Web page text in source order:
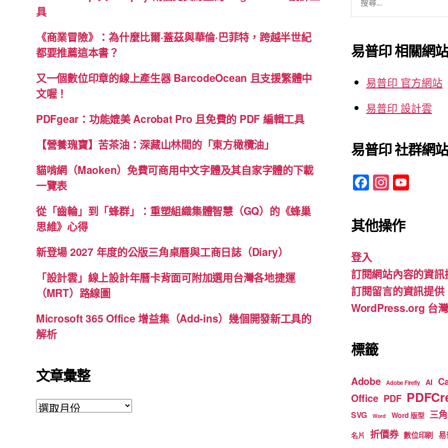
具
《商業冒險》：為什麼比爾·蓋茲與華倫·巴菲特，跨越半世紀
都要推薦這本書？
又一個數位印章的線上產生器 BarcodeOcean 且支援繁體中
文喔！
PDFgear：功能媲美 Acrobat Pro 且免費的 PDF 編輯工具
【營養瑰寶】苦茶油：深藏山林間的「東方橄欖油」
貓啃網（Maoken）免費可商用中文字體及其自家字體的下載
一覽表
從「齒輪」到「蜂群」：重塑組織集體智慧（GQ）的《蜂巢
思維》心得
新登場 2027 年度的公版三角桌曆與工商日誌（Diary）
「設計雲」線上設計年曆卡背面可附加選用台灣各地捷運
（MRT）路線圖
Microsoft 365 Office 增益集（Add-ins）幾個開發新工具的
解析
文章彙整
文
字:
易普印 相關網站
易普印 官方網站
易普印 設計雲
易普印 社群網站
F
a
c
e
o
o
k
In
st
a
gr
m b
e
其他操作
登入
訂閱網站內容的資訊
訂閱留言的資訊提供
WordPress.org 台
標籤
Adobe Adobe Firefly AI
Office PDF
SVG Word Word 版型 三
名片 折價券 數位印刷 易